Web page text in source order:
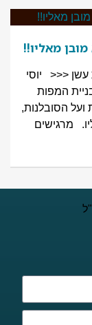
מאליו!!
<<< יוסי
המפות
הסובלנות,
מרגישים